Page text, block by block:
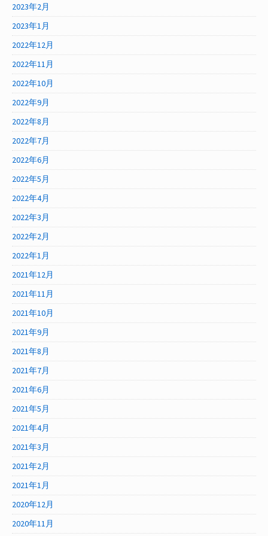
2023年2月
2023年1月
2022年12月
2022年11月
2022年10月
2022年9月
2022年8月
2022年7月
2022年6月
2022年5月
2022年4月
2022年3月
2022年2月
2022年1月
2021年12月
2021年11月
2021年10月
2021年9月
2021年8月
2021年7月
2021年6月
2021年5月
2021年4月
2021年3月
2021年2月
2021年1月
2020年12月
2020年11月